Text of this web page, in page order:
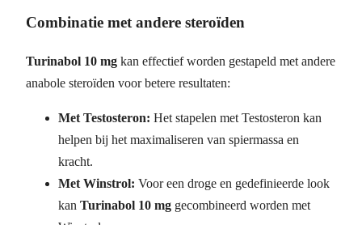
Combinatie met andere steroïden
Turinabol 10 mg kan effectief worden gestapeld met andere
anabole steroïden voor betere resultaten:
Met Testosteron: Het stapelen met Testosteron kan
helpen bij het maximaliseren van spiermassa en
kracht.
Met Winstrol: Voor een droge en gedefinieerde look
kan Turinabol 10 mg gecombineerd worden met